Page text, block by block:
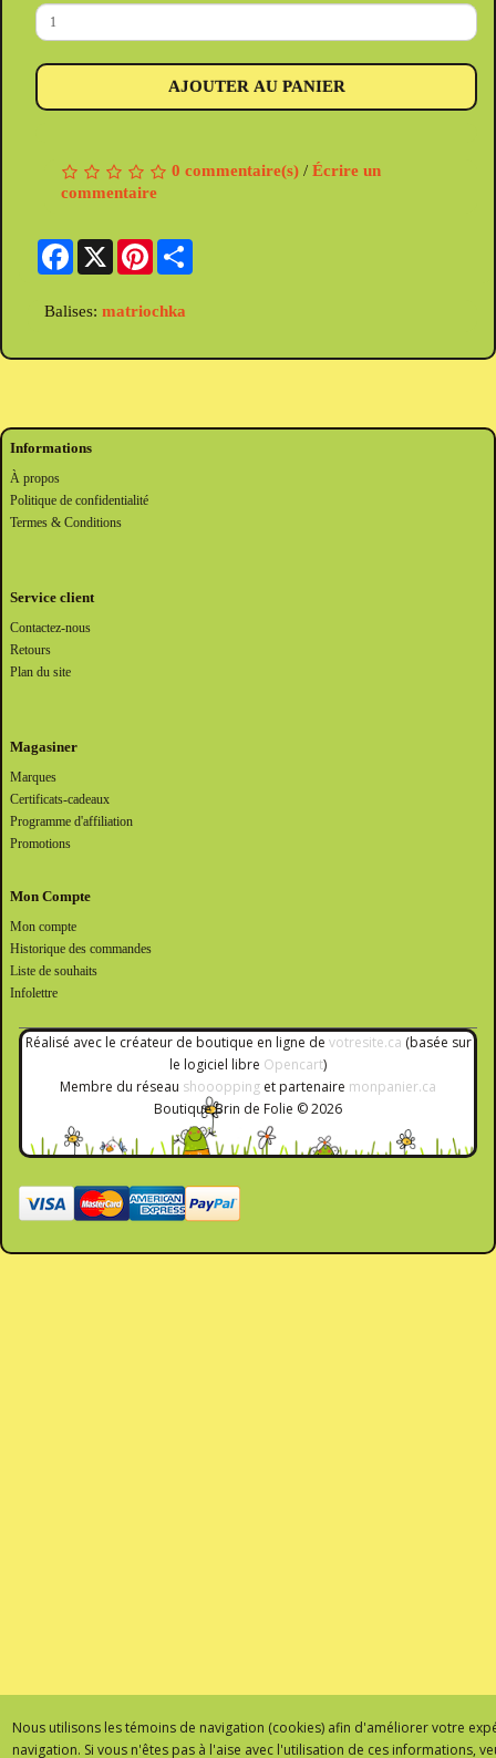
AJOUTER AU PANIER
0 commentaire(s) / Écrire un
commentaire
Facebook
X Pinterest
Balises: matriochka
Informations
À propos
Politique de confidentialité
Termes & Conditions
Service client
Contactez-nous
Retours
Plan du site
Magasiner
Marques
Certificats-cadeaux
Programme d'affiliation
Promotions
Mon Compte
Mon compte
Historique des commandes
Liste de souhaits
Infolettre
Réalisé avec le créateur de boutique en ligne de votresite.ca (basée sur
le logiciel libre Opencart)
Membre du réseau shooopping et partenaire monpanier.ca
Boutique Brin de Folie © 2026
Nous utilisons les témoins de navigation (cookies) afin d'améliorer votre
navigation. Si vous n'êtes pas à l'aise avec l'utilisation de ces informations,